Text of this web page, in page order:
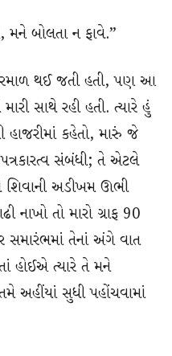
મને બોલતા ન ફાવે.”
થઈ જતી હતી, પણ આ
મારી સાથે રહી હતી. ત્યારે હું
હાજરીમાં કહેતો, મારું જે
સંબંધી; તે એટલે
અડીખમ ઊભી
નાખો તો મારો ગ્રાફ 90
સમારંભમાં તેનાં અંગે વાત
હોઈએ ત્યારે તે મને
અહીંયાં સુધી પહોંચવામાં